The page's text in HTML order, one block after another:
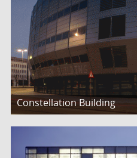
Constellation Building